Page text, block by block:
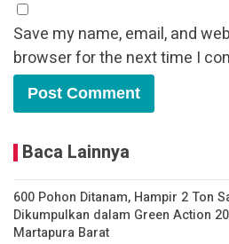
Save my name, email, and
browser for the next time I
Baca Lainnya
600 Pohon Ditanam, Hampir 2 Ton
Dikumpulkan dalam Green Action
Martapura Barat